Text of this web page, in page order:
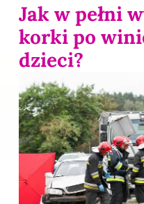
Jak w pełni
korki po
dzieci?